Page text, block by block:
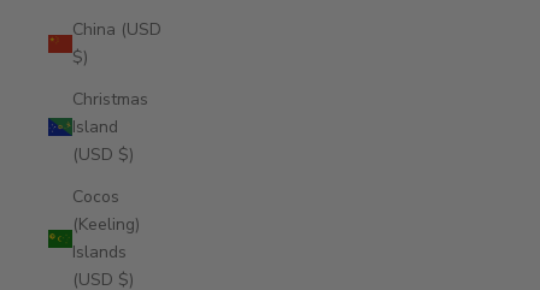
China (USD
$)
Christmas
Island
(USD $)
Cocos
(Keeling)
Islands
(USD $)